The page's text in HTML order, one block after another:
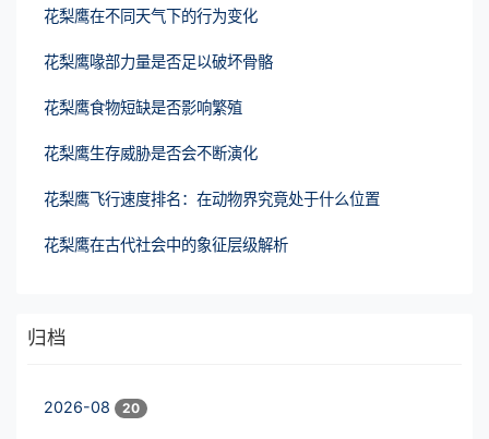
花梨鹰在不同天气下的行为变化
花梨鹰喙部力量是否足以破坏骨骼
花梨鹰食物短缺是否影响繁殖
花梨鹰生存威胁是否会不断演化
花梨鹰飞行速度排名：在动物界究竟处于什么位置
花梨鹰在古代社会中的象征层级解析
归档
2026-08 20